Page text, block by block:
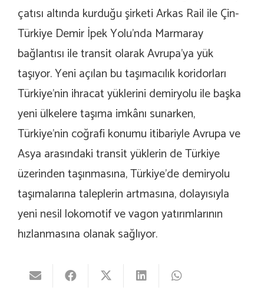
çatısı altında kurduğu şirketi Arkas Rail ile Çin-
Türkiye Demir İpek Yolu’nda Marmaray
bağlantısı ile transit olarak Avrupa’ya yük
taşıyor. Yeni açılan bu taşımacılık koridorları
Türkiye’nin ihracat yüklerini demiryolu ile başka
yeni ülkelere taşıma imkânı sunarken,
Türkiye’nin coğrafi konumu itibariyle Avrupa ve
Asya arasındaki transit yüklerin de Türkiye
üzerinden taşınmasına, Türkiye’de demiryolu
taşımalarına taleplerin artmasına, dolayısıyla
yeni nesil lokomotif ve vagon yatırımlarının
hızlanmasına olanak sağlıyor.